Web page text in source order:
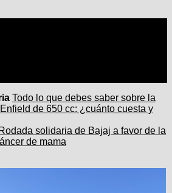
Todo lo que debes saber sobre la
de 650 cc: ¿cuánto cuesta y
Rodada solidaria de Bajaj a favor de la
de mama